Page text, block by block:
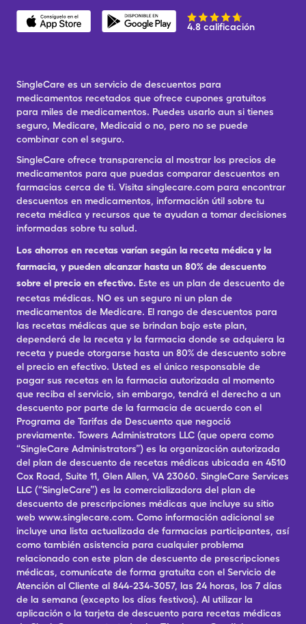
4.8 calificación
SingleCare es un servicio de descuentos para
medicamentos recetados que ofrece cupones gratuitos
para miles de medicamentos. Puedes usarlo aun si tienes
seguro, Medicare, Medicaid o no, pero no se puede
combinar con el seguro.
SingleCare ofrece transparencia al mostrar los precios de
medicamentos para que puedas comparar descuentos en
farmacias cerca de ti. Visita singlecare.com para encontrar
descuentos en medicamentos, información útil sobre tu
receta médica y recursos que te ayudan a tomar decisiones
informadas sobre tu salud.
Los ahorros en recetas varían según la receta médica y la
farmacia, y pueden alcanzar hasta un 80% de descuento
sobre el precio en efectivo. Este es un plan de descuento de
recetas médicas. NO es un seguro ni un plan de
medicamentos de Medicare. El rango de descuentos para
las recetas médicas que se brindan bajo este plan,
dependerá de la receta y la farmacia donde se adquiera la
receta y puede otorgarse hasta un 80% de descuento sobre
el precio en efectivo. Usted es el único responsable de
pagar sus recetas en la farmacia autorizada al momento
que reciba el servicio, sin embargo, tendrá el derecho a un
descuento por parte de la farmacia de acuerdo con el
Programa de Tarifas de Descuento que negoció
previamente. Towers Administrators LLC (que opera como
“SingleCare Administrators”) es la organización autorizada
del plan de descuento de recetas médicas ubicada en 4510
Cox Road, Suite 11, Glen Allen, VA 23060. SingleCare Services
LLC (“SingleCare”) es la comercializadora del plan de
descuento de prescripciones médicas que incluye su sitio
web www.singlecare.com. Como información adicional se
incluye una lista actualizada de farmacias participantes, así
como también asistencia para cualquier problema
relacionado con este plan de descuento de prescripciones
médicas, comunícate de forma gratuita con el Servicio de
Atención al Cliente al 844-234-3057, las 24 horas, los 7 días
de la semana (excepto los días festivos). Al utilizar la
aplicación o la tarjeta de descuento para recetas médicas